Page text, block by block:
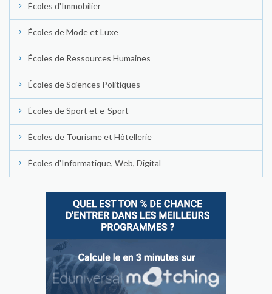
Écoles d'Immobilier
Écoles de Mode et Luxe
Écoles de Ressources Humaines
Écoles de Sciences Politiques
Écoles de Sport et e-Sport
Écoles de Tourisme et Hôtellerie
Écoles d'Informatique, Web, Digital